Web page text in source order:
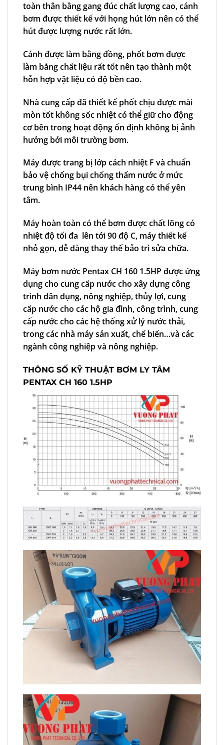
toàn thân bằng gang đúc chất lượng cao, cánh
bơm được thiết kế với họng hút lớn nên có thể
hút được lượng nước rất lớn.
Cánh được làm bằng đồng, phốt bơm được
làm bằng chất liệu rất tốt nên tạo thành một
hỗn hợp vật liệu có độ bền cao.
Nhà cung cấp đã thiết kế phốt chịu được mài
mòn tốt không sốc nhiệt có thể giữ cho động
cơ bên trong hoạt động ổn định không bị ảnh
hưởng bởi môi trường bơm.
Máy được trang bị lớp cách nhiệt F và chuẩn
bảo vệ chống bụi chống thấm nước ở mức
trung bình IP44 nên khách hàng có thể yên
tâm.
Máy hoàn toàn có thể bơm được chất lõng có
nhiệt độ tối đa lên tới 90 độ C, máy thiết kế
nhỏ gọn, dễ dàng thay thế bảo trì sửa chữa.
Máy bơm nước Pentax CH 160 1.5HP được ứng
dụng cho cung cấp nước cho xây dựng công
trình dân dụng, nông nghiệp, thủy lợi, cung
cấp nước cho các hộ gia đình, công trình, cung
cấp nước cho các hệ thống xử lý nước thải,
trong các nhà máy sản xuất, chế biến…và các
ngành công nghiệp và nông nghiệp.
THÔNG SỐ KỸ THUẬT BƠM LY TÂM
PENTAX CH 160 1.5HP